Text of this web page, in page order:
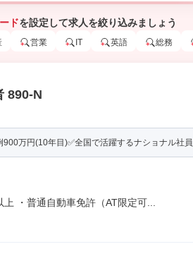
ドを設定して求人を絞り込みましょう
営業 IT 英語 総務
890-N
万円(10年目)✅全国で活躍するナショナル社員
・普通自動車免許（AT限定可...